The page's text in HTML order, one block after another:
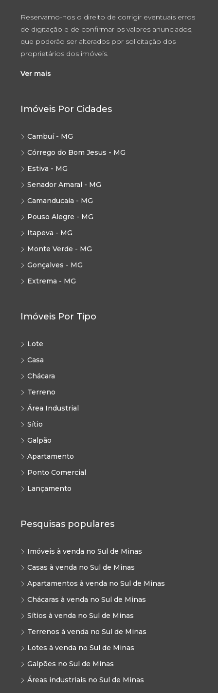
Reservamo-nos o direito de corrigir eventuais erros
de digitação e de confirmar os valores anunciados,
que poderão ser alterados por solicitação dos
proprietários dos imóveis.
Ver mais
Imóveis Por Cidades
Cambuí - MG
Córrego do Bom Jesus - MG
Estiva - MG
Senador Amaral - MG
Camanducaia - MG
Pouso Alegre - MG
Itapeva - MG
Monte Verde - MG
Gonçalves - MG
Extrema - MG
Imóveis Por Tipo
Lote
Casa
Chácara
Terreno
Área Industrial
Sítio
Galpão
Apartamento
Ponto Comercial
Lançamento
Pesquisas populares
Imóveis à venda no Sul de Minas
Casas à venda no Sul de Minas
Apartamentos à venda no Sul de Minas
Chácaras à venda no Sul de Minas
Sítios à venda no Sul de Minas
Terrenos à venda no Sul de Minas
Lotes à venda no Sul de Minas
Galpões no Sul de Minas
Áreas industriais no Sul de Minas